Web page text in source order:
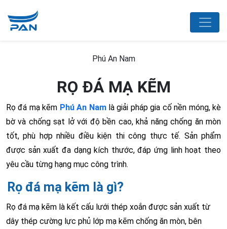
Phú An Nam
RỌ ĐÁ MẠ KẼM
Rọ đá mạ kẽm Phú An Namlà giải pháp gia cố nền móng, kè
bờ và chống sạt lở với độ bền cao, khả năng chống ăn mòn
tốt, phù hợp nhiều điều kiện thi công thực tế. Sản phẩm
được sản xuất đa dạng kích thước, đáp ứng linh hoạt theo
yêu cầu từng hạng mục công trình.
Rọ đá mạ kẽm là gì?
Rọ đá mạ kẽm là kết cấu lưới thép xoắn được sản xuất từ
dây thép cường lực phủ lớp mạ kẽm chống ăn mòn, bên